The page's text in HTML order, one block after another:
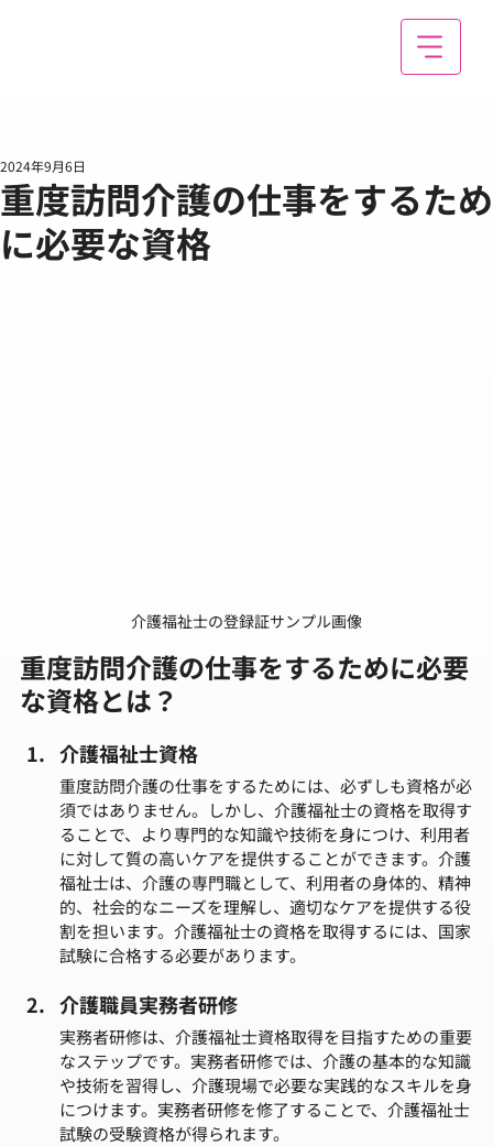
重度訪問介護の仕事をするため
に必要な資格
2024年9月6日
介護福祉士の登録証サンプル画像
重度訪問介護の仕事をするために必要
な資格とは？
介護福祉士資格
重度訪問介護の仕事をするためには、必ずしも資格が必
須ではありません。しかし、介護福祉士の資格を取得す
ることで、より専門的な知識や技術を身につけ、利用者
に対して質の高いケアを提供することができます。介護
福祉士は、介護の専門職として、利用者の身体的、精神
的、社会的なニーズを理解し、適切なケアを提供する役
割を担います。介護福祉士の資格を取得するには、国家
試験に合格する必要があります。
介護職員実務者研修
実務者研修は、介護福祉士資格取得を目指すための重要
なステップです。実務者研修では、介護の基本的な知識
や技術を習得し、介護現場で必要な実践的なスキルを身
につけます。実務者研修を修了することで、介護福祉士
試験の受験資格が得られます。